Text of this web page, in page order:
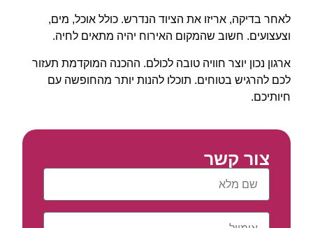
צור קשר
לאחר בדיקה, אריזו את הציוד הנדרש. כולל אוכל, מים,
וצעצועים. חשוב שהמקום האירוח יהיה מתאים לחיה.
ארגון נכון יוצר חוויה טובה לכולם. ההכנה המוקדמת תעזור
לכם להרגיש בטוחים. תוכלו להנות יותר מהחופשה עם
חיותיכם.